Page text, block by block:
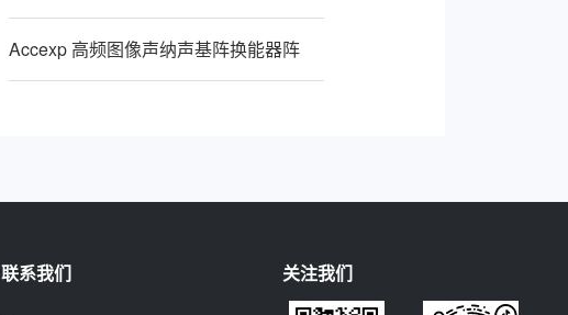
Accexp 高频图像声纳声基阵换能器阵
联系我们 关注我们